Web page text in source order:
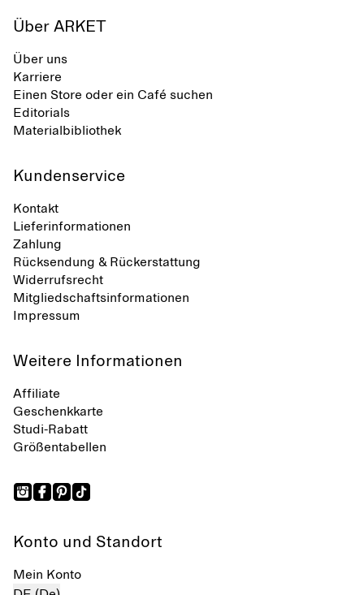
Über ARKET
Über uns
Karriere
Einen Store oder ein Café suchen
Editorials
Materialbibliothek
Kundenservice
Kontakt
Lieferinformationen
Zahlung
Rücksendung & Rückerstattung
Widerrufsrecht
Mitgliedschaftsinformationen
Impressum
Weitere Informationen
Affiliate
Geschenkkarte
Studi-Rabatt
Größentabellen
Konto und Standort
Mein Konto